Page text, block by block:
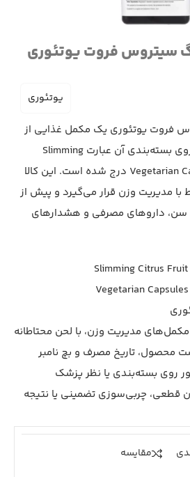
سیتروس فروت یوتئوری
یوتئوری
فروت یوتئوری یک مکمل غذایی از
برند Youtheory است که روی بسته‌بندی آن عبارت Slimming
Citrus Fruit و 60 Vegetarian Capsules درج شده است. این کالا
مدیریت وزن قرار می‌گیرد و پیش از
سن، داروهای مصرفی و هشدارهای
مدیریت وزن، با لحن محتاطانه
محصول، تاریخ مصرف و بچ نامبر
روی بسته‌بندی یا نظر پزشک
چربی‌سوزی تضمینی یا نتیجه
مقايسه